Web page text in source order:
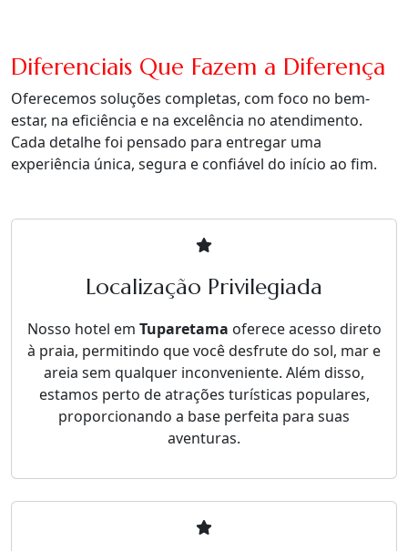
Diferenciais Que Fazem a Diferença
Oferecemos soluções completas, com foco no bem-
estar, na eficiência e na excelência no atendimento.
Cada detalhe foi pensado para entregar uma
experiência única, segura e confiável do início ao fim.
Localização Privilegiada
Nosso hotel em Tuparetama oferece acesso direto
à praia, permitindo que você desfrute do sol, mar e
areia sem qualquer inconveniente. Além disso,
estamos perto de atrações turísticas populares,
proporcionando a base perfeita para suas
aventuras.